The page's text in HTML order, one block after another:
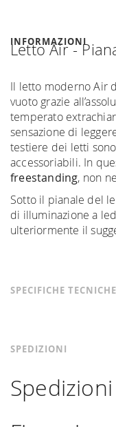
INFORMAZIONI
Letto Air -
Il letto moderno Air
vuoto grazie
temperato
sensazione di
testiere dei letti
accessoriabili. In
freestanding, non
Sotto il pianale del
di illuminazione a
ulteriormente il
SPECIFICHE TECNICHE
SPEDIZIONI
Spedizioni